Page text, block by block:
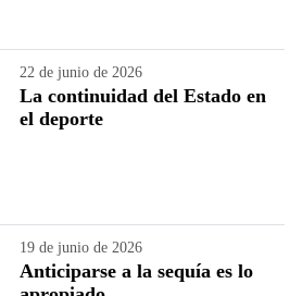
22 de junio de 2026
La continuidad del Estado en
el deporte
19 de junio de 2026
Anticiparse a la sequía es lo